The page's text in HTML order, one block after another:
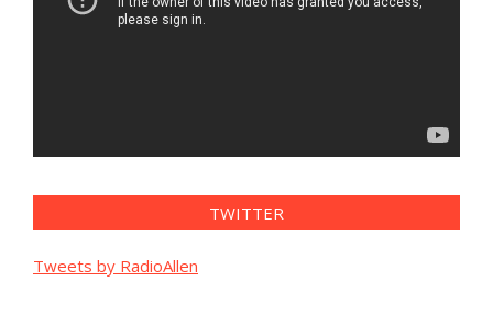
TWITTER
Tweets by RadioAllen